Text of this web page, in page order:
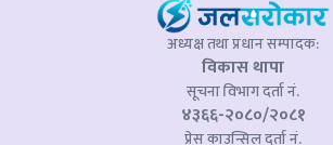
अध्यक्ष तथा प्रधान सम्पादक:
विकास थापा
सूचना विभाग दर्ता नं.
४३६६-२०८०/२०८१
प्रेस काउन्सिल दर्ता नं.